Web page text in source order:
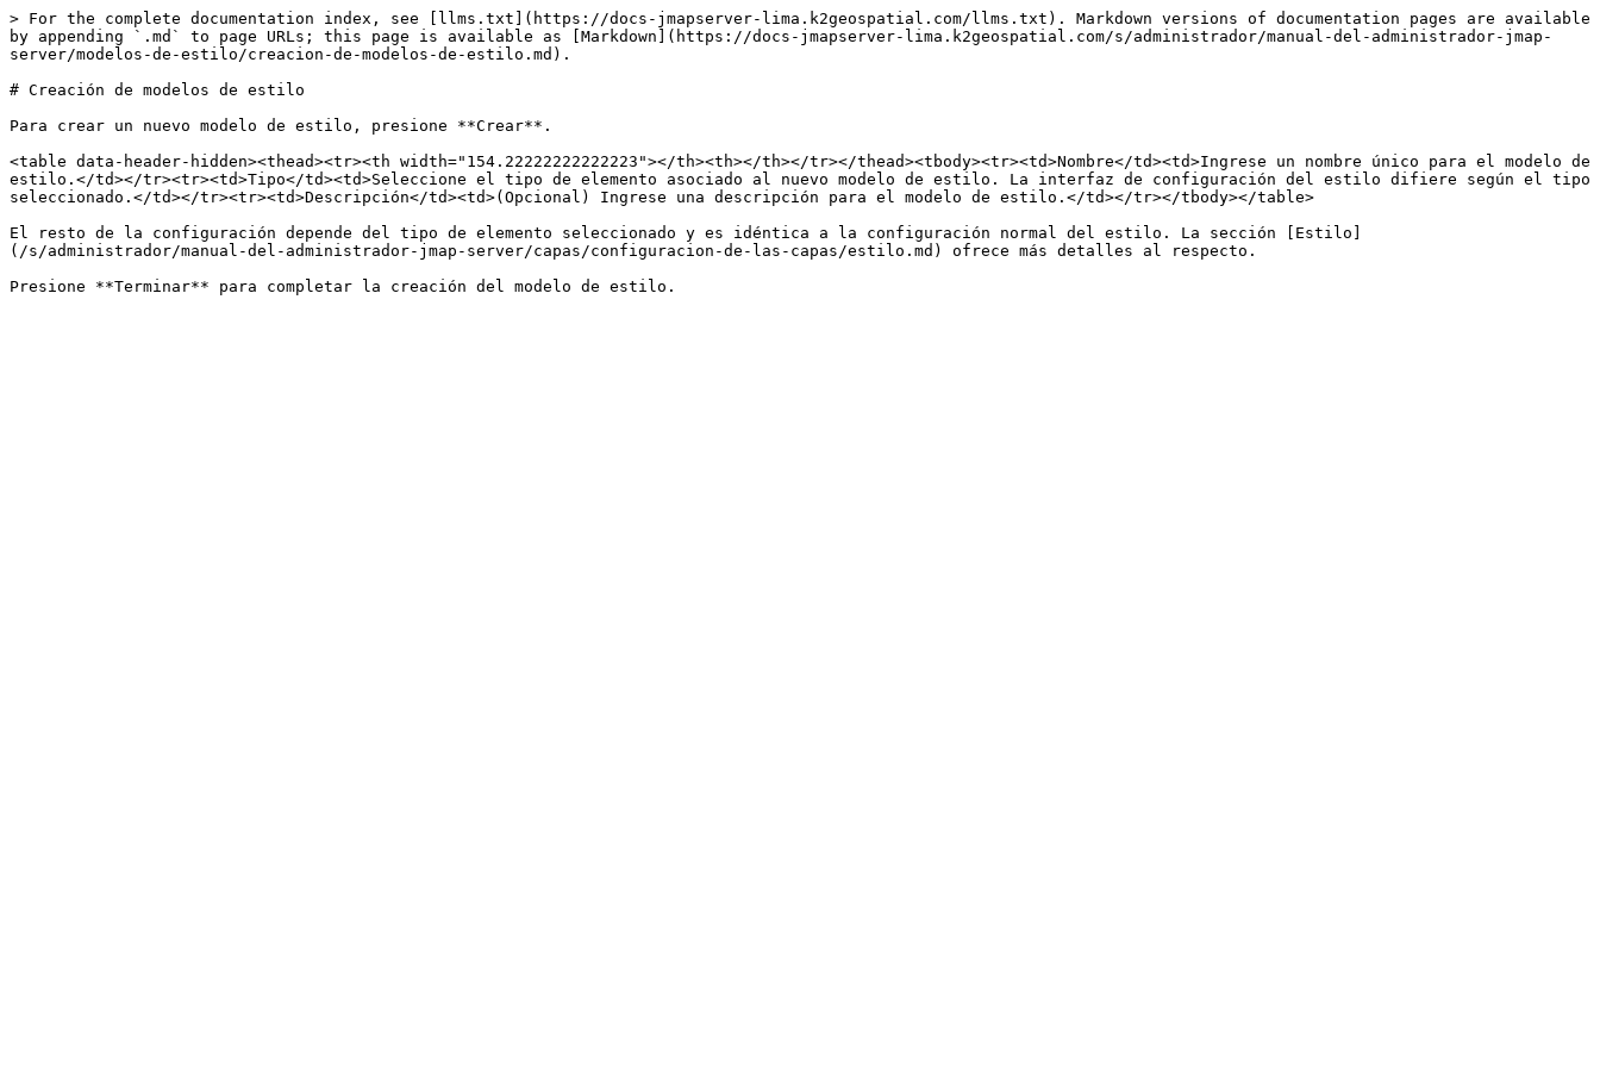
> For the complete documentation index, see [llms.txt](https://docs-jmapserver-lima.k2geospatial.com/llms.txt). Markdown versions of documentation pages are available
by appending `.md` to page URLs; this page is available as [Markdown](https://docs-jmapserver-lima.k2geospatial.com/s/administrador/manual-del-administrador-jmap-
server/modelos-de-estilo/creacion-de-modelos-de-estilo.md).
# Creación de modelos de estilo
Para crear un nuevo modelo de estilo, presione **Crear**.
<table data-header-hidden><thead><tr><th width="154.22222222222223"></th><th></th></tr></thead><tbody><tr><td>Nombre</td><td>Ingrese un nombre único para el modelo de
estilo.</td></tr><tr><td>Tipo</td><td>Seleccione el tipo de elemento asociado al nuevo modelo de estilo. La interfaz de configuración del estilo difiere según el tipo
seleccionado.</td></tr><tr><td>Descripción</td><td>(Opcional) Ingrese una descripción para el modelo de estilo.</td></tr></tbody></table>
El resto de la configuración depende del tipo de elemento seleccionado y es idéntica a la configuración normal del estilo. La sección [Estilo]
(/s/administrador/manual-del-administrador-jmap-server/capas/configuracion-de-las-capas/estilo.md) ofrece más detalles al respecto.